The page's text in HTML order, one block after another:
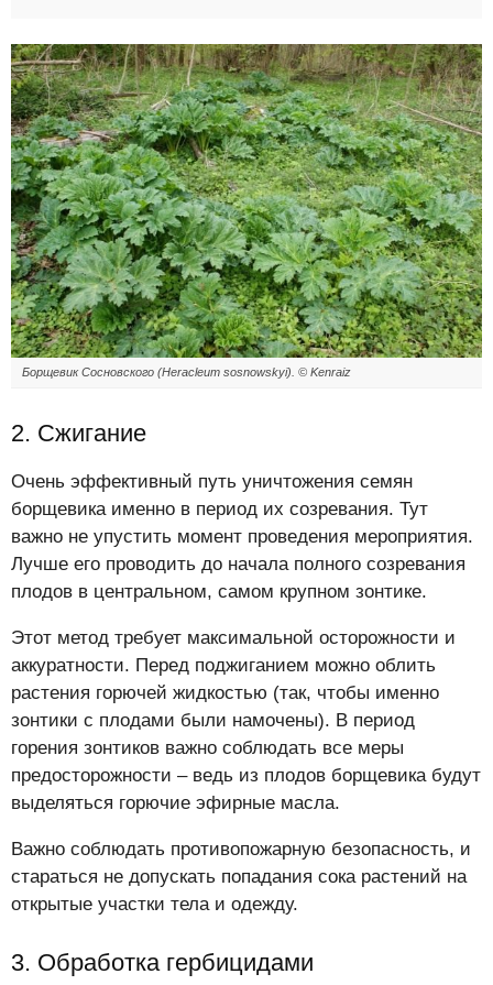
Борщевик Сосновского (Heracleum sosnowskyi). © Kenraiz
2. Сжигание
Очень эффективный путь уничтожения семян
борщевика именно в период их созревания. Тут
важно не упустить момент проведения мероприятия.
Лучше его проводить до начала полного созревания
плодов в центральном, самом крупном зонтике.
Этот метод требует максимальной осторожности и
аккуратности. Перед поджиганием можно облить
растения горючей жидкостью (так, чтобы именно
зонтики с плодами были намочены). В период
горения зонтиков важно соблюдать все меры
предосторожности – ведь из плодов борщевика будут
выделяться горючие эфирные масла.
Важно соблюдать противопожарную безопасность, и
стараться не допускать попадания сока растений на
открытые участки тела и одежду.
3. Обработка гербицидами